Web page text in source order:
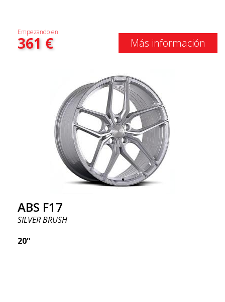
Empezando en:
361 € Más información
ABS F17
SILVER BRUSH
20"